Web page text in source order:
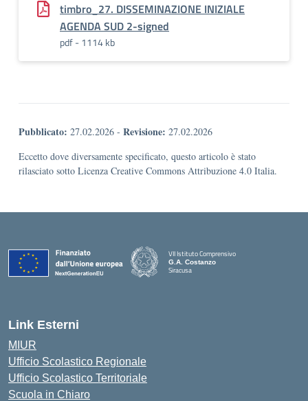
timbro_27. DISSEMINAZIONE INIZIALE
AGENDA SUD 2-signed
pdf - 1114 kb
Pubblicato: 27.02.2026 - Revisione: 27.02.2026
Eccetto dove diversamente specificato, questo articolo è stato
rilasciato sotto Licenza Creative Commons Attribuzione 4.0 Italia.
VII Istituto Comprensivo
G.A. Costanzo
Siracusa
Link Esterni
MIUR
Ufficio Scolastico Regionale
Ufficio Scolastico Territoriale
Scuola in Chiaro